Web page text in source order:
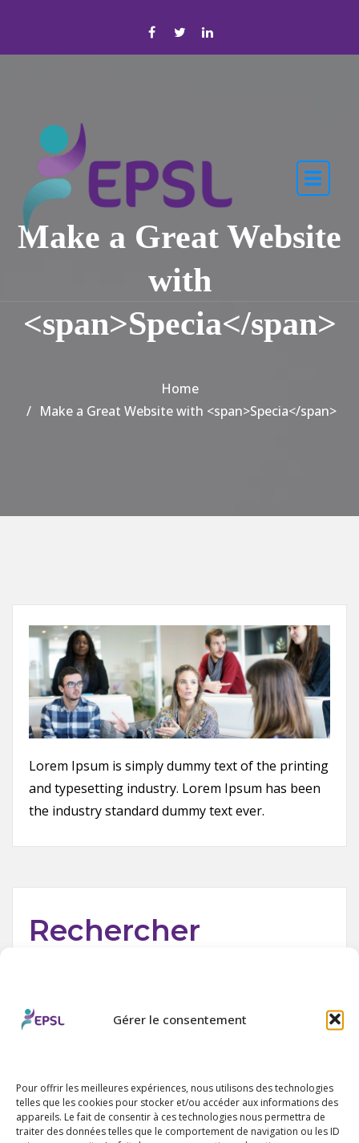
Gérer le consentement
Pour offrir les meilleures expériences, nous utilisons des technologies
telles que les cookies pour stocker et/ou accéder aux informations des
appareils. Le fait de consentir à ces technologies nous permettra de
traiter des données telles que le comportement de navigation ou les ID
Make a Great Website
with
<span>Specia</span>
Home
Make a Great Website with <span>Specia</span>
Lorem Ipsum is simply dummy text of the printing
and typesetting industry. Lorem Ipsum has been
the industry standard dummy text ever.
Rechercher
Dons et soutien